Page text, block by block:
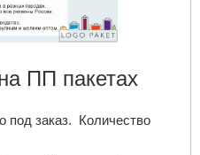
ПП пакетах
под заказ. Количество